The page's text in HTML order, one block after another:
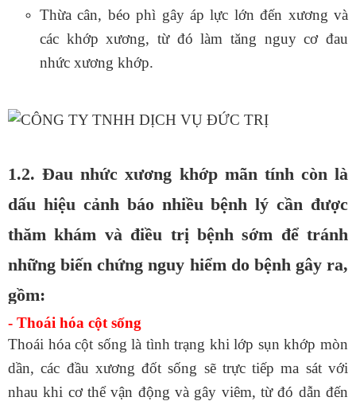
Thừa cân, béo phì gây áp lực lớn đến xương và
các khớp xương, từ đó làm tăng nguy cơ đau
nhức xương khớp.
1.2. Đau nhức xương khớp mãn tính còn là
dấu hiệu cảnh báo nhiều bệnh lý cần được
thăm khám và điều trị bệnh sớm để tránh
những biến chứng nguy hiểm do bệnh gây ra,
gồm:
- Thoái hóa cột sống
Thoái hóa cột sống là tình trạng khi lớp sụn khớp mòn
dần, các đầu xương đốt sống sẽ trực tiếp ma sát với
nhau khi cơ thể vận động và gây viêm, từ đó dẫn đến